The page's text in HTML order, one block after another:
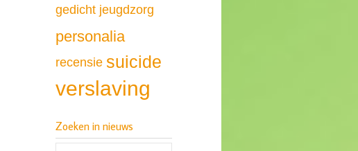
gedicht jeugdzorg
personalia
recensie suicide
verslaving
Zoeken in nieuws